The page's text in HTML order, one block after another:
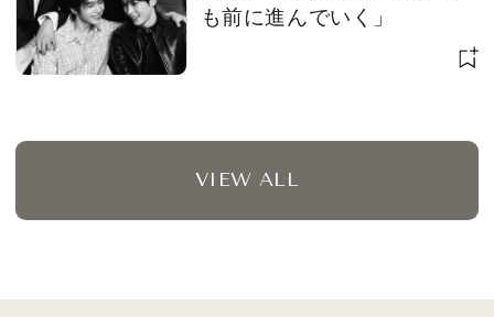
も前に進んでいく」
VIEW ALL